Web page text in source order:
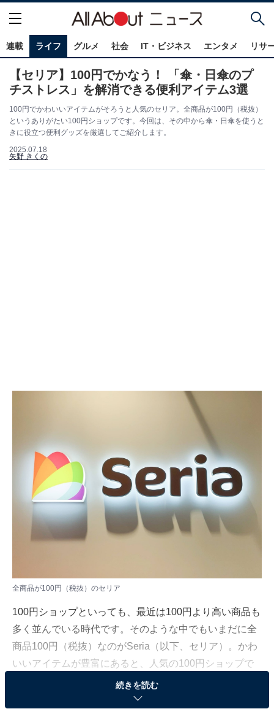
連載 ライフ グルメ 社会 IT・ビジネス エンタメ リサ
【セリア】100円でかなう！ 「傘・日傘のプ
チストレス」を解消できる便利アイテム3選
100円でかわいいアイテムがそろうと人気のセリア。全商品が100円（税抜）
というありがたい100円ショップです。今回は、その中から傘・日傘を使うと
きに役立つ便利グッズを厳選してご紹介します。
2025.07.18
矢野 きくの
全商品が100円（税抜）のセリア
100円ショップといっても、最近は100円より高い商品も
多く並んでいる時代です。そのような中でもいまだに全
商品100円（税抜）なのがSeria（以下、セリア）。かわ
いいアイテムが豊富にあると、人気の100円ショップで
続きを読む